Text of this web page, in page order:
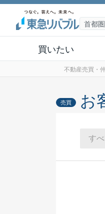
買いたい
不動産売買・
売買 お